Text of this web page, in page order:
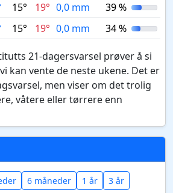
15° 19° 0,0 mm
39 %
15° 19° 0,0 mm 34 %
21-dagersvarsel prøver å si
kan vente de neste ukene. Det er
men viser om det trolig
våtere eller tørrere enn
6 måneder 1 år 3 år